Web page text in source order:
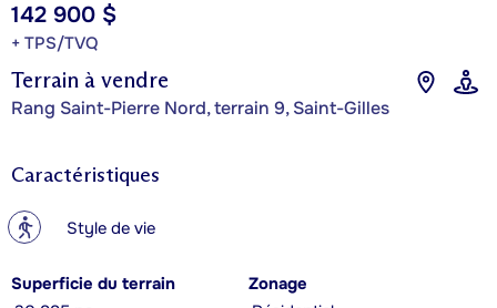
Terrain à vendre
Rang Saint-Pierre Nord, terrain 9, Saint-Gilles
142 900 $
+ TPS/TVQ
Caractéristiques
? Style de vie
Superficie du terrain
Zonage